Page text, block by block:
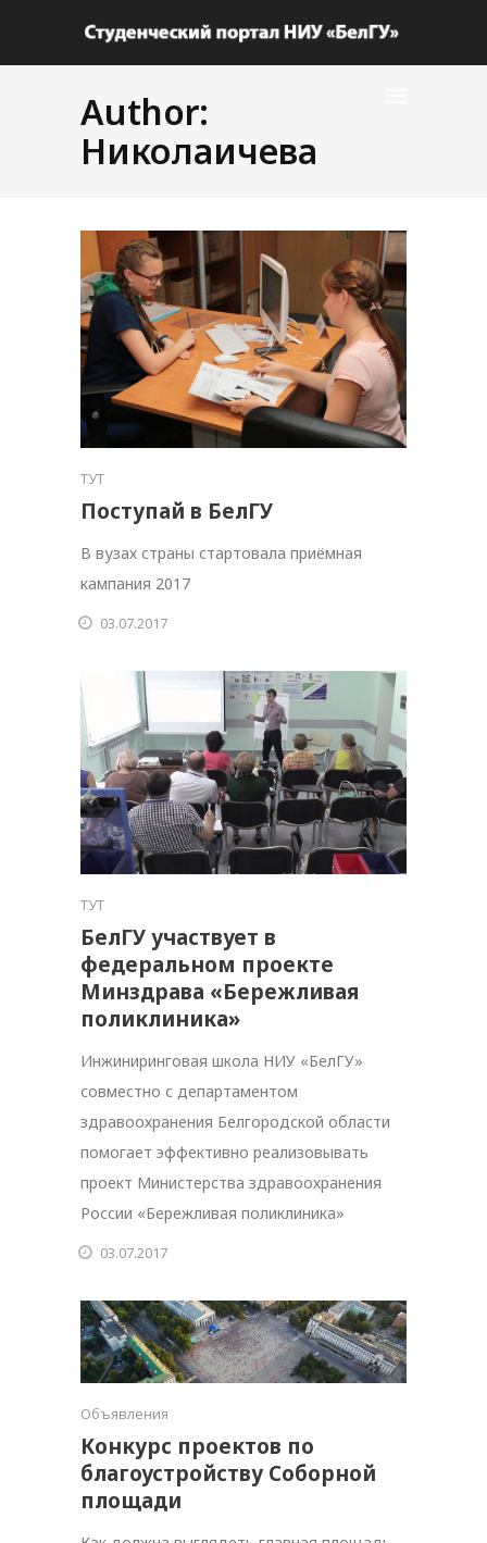
Author:
Николаичева
ТУТ
Поступай в БелГУ
В вузах страны стартовала приёмная
кампания 2017
03.07.2017
ТУТ
БелГУ участвует в
федеральном проекте
Минздрава «Бережливая
поликлиника»
Инжиниринговая школа НИУ «БелГУ»
совместно с департаментом
здравоохранения Белгородской области
помогает эффективно реализовывать
проект Министерства здравоохранения
России «Бережливая поликлиника»
03.07.2017
Объявления
Конкурс проектов по
благоустройству Соборной
площади